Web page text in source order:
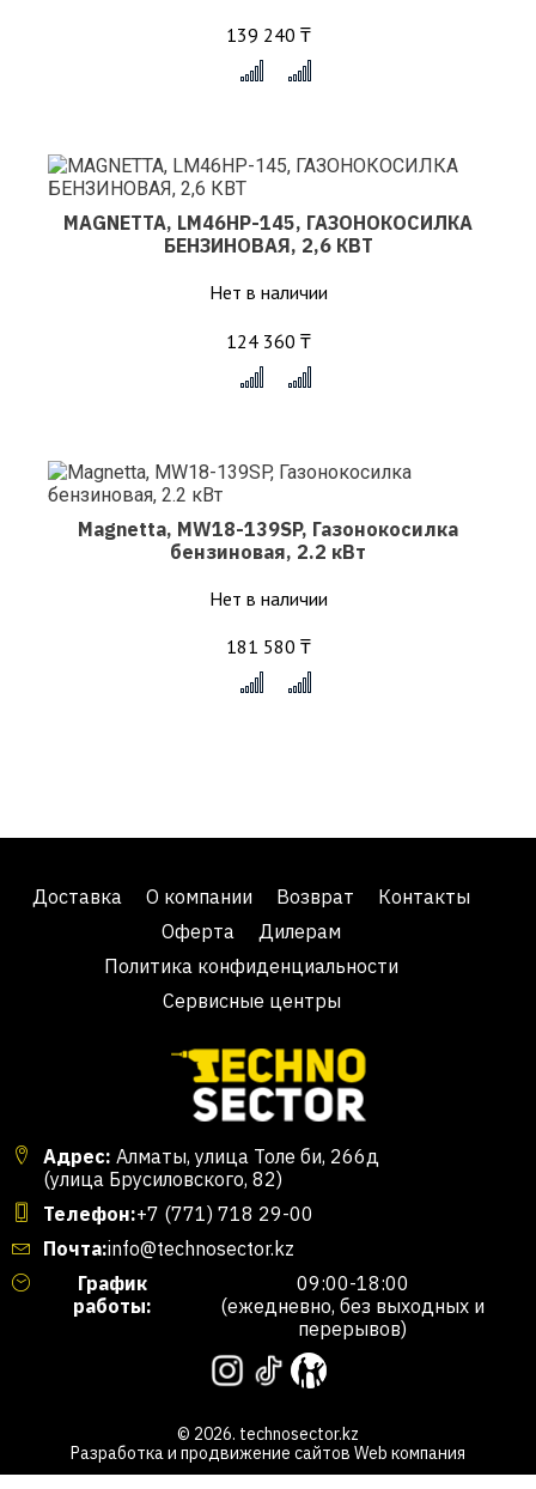
139 240 ₸
MAGNETTA, LM46HP-145, ГАЗОНОКОСИЛКА
БЕНЗИНОВАЯ, 2,6 КВТ
Нет в наличии
124 360 ₸
Magnetta, MW18-139SP, Газонокосилка
бензиновая, 2.2 кВт
Нет в наличии
181 580 ₸
Доставка О компании Возврат
Контакты
Оферта
Дилерам
Политика конфиденциальности
Сервисные центры
Адрес: Алматы, улица Толе би, 266д
(улица Брусиловского, 82)
Телефон:+7 (771) 718 29-00
Почта:info@technosector.kz
График
работы:
09:00-18:00
(ежедневно, без выходных и
перерывов)
© 2026. technosector.kz
Разработка и продвижение сайтов Web компания